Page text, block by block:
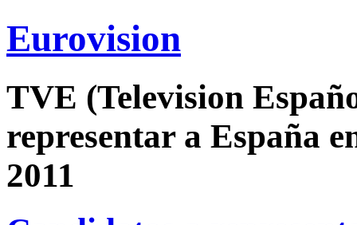
Eurovision
TVE (Television
representar a España
2011